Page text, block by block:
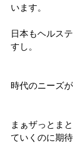
います。
日本もヘルス
すし。
時代のニーズ
まぁザっとま
ていくのに期待